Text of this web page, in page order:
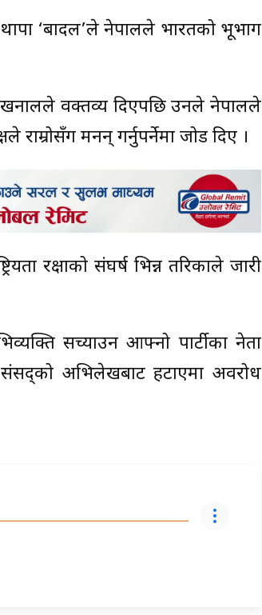
‘बादल’ले नेपालले भारतको भूभाग
खनालले वक्तव्य दिएपछि उनले नेपालले
राम्रोसँग मनन् गर्नुपर्नेमा जोड दिए ।
रक्षाको संघर्ष भिन्न तरिकाले जारी
सच्याउन आफ्नो पार्टीका नेता
अभिलेखबाट हटाएमा अवरोध